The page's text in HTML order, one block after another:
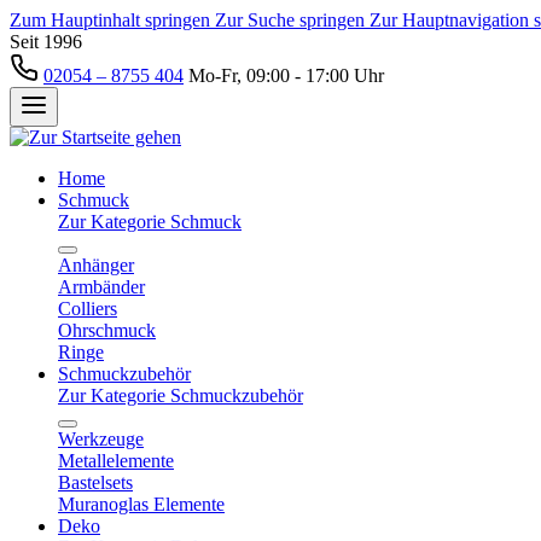
Zum Hauptinhalt springen Zur Suche springen Zur Hauptnavigation
Seit 1996
02054 – 8755 404 Mo-Fr, 09:00 - 17:00 Uhr
Home
Schmuck
Zur Kategorie Schmuck
Anhänger
Armbänder
Colliers
Ohrschmuck
Ringe
Schmuckzubehör
Zur Kategorie Schmuckzubehör
Werkzeuge
Metallelemente
Bastelsets
Muranoglas Elemente
Deko